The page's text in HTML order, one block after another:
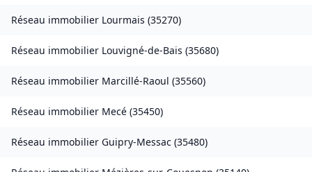
Réseau immobilier Lourmais (35270)
Réseau immobilier Louvigné-de-Bais (35680)
Réseau immobilier Marcillé-Raoul (35560)
Réseau immobilier Mecé (35450)
Réseau immobilier Guipry-Messac (35480)